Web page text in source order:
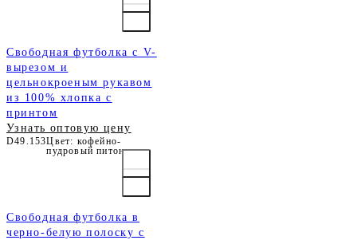
Свободная футболка с V-
вырезом и
цельнокроеным рукавом
из 100% хлопка с
принтом
Узнать оптовую цену
D49.153Цвет: кофейно-
пудровый питон
Свободная футболка в
черно-белую полоску с